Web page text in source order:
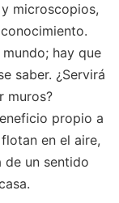
microscopios,
hay que
saber. ¿Servirá
muros?
propio a
en el aire,
de un sentido